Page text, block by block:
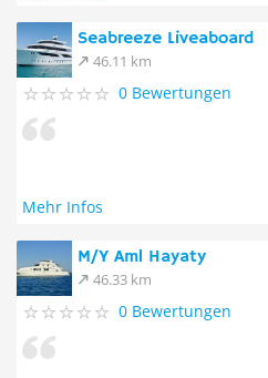
Seabreeze Liveaboard
46.11 km
0 Bewertungen
Mehr Infos
M/Y Aml Hayaty
46.33 km
0 Bewertungen